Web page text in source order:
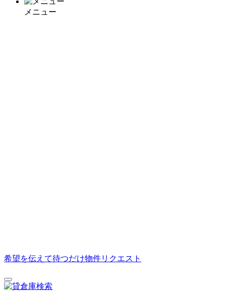
メニュー
希望を伝えて待つだけ物件リクエスト